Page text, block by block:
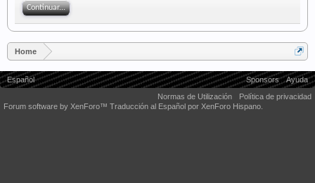
Continuar...
Home
Español Sponsors
Ayuda
Normas de Utilización
Política de privacidad
Forum software by XenForo™ Traducción al Español por XenForo Hispano.